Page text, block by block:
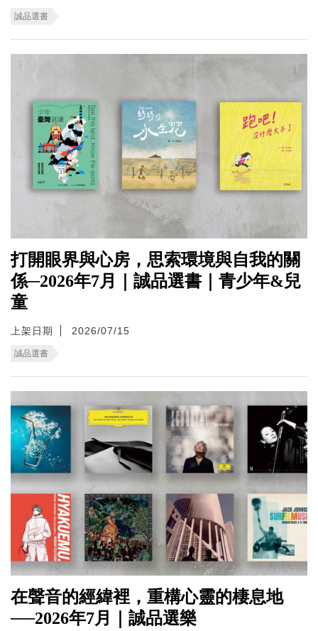
誠品選書
打開眼界與心房，思索環境與自我的關
係─2026年7月｜誠品選書｜青少年&兒
童
上架日期 2026/07/15
誠品選書
在聲音的經緯裡，重構心靈的棲息地
──2026年7月｜誠品選樂